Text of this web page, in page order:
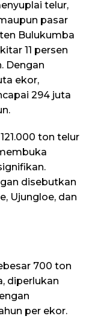
telur,
pasar
Bulukumba
11 persen
Dengan
ekor,
294 juta
ton telur
disebutkan
Ujungloe, dan
700 ton
diperlukan
per ekor.